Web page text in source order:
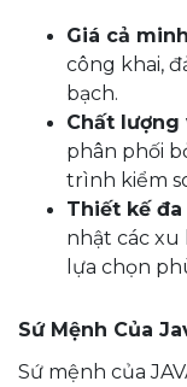
Giá cả
công khai,
bạch.
Chất lượng
phân phối
trình kiểm
Thiết kế
nhật các xu
lựa chọn
Sứ Mệnh Của
Sứ mệnh của